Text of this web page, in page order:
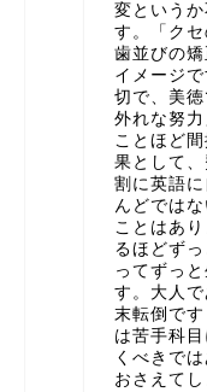
変という
す。「ク
歯並びの
イメージ
切で、美
外れな努
ことほど
果として
割に英語
んどでは
ことはあ
るほどず
ってずっ
す。大人
末転倒で
は苦手科
くべきで
おさえて